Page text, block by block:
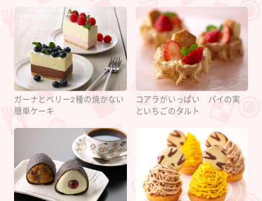
ガーナとベリー2種の焼かない
簡単ケーキ
コアラがいっぱい パイの実
といちごのタルト